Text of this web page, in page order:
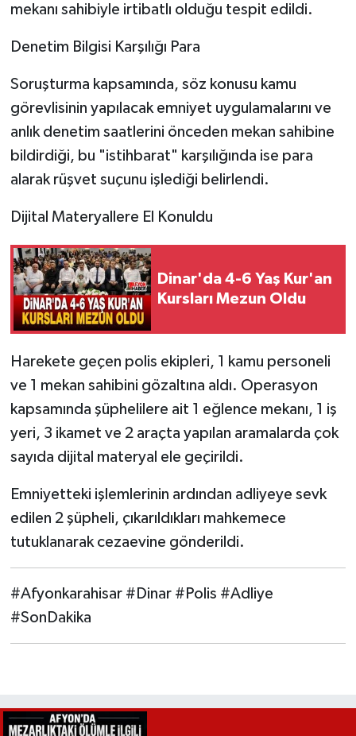
mekanı sahibiyle irtibatlı olduğu tespit edildi.
Denetim Bilgisi Karşılığı Para
Soruşturma kapsamında, söz konusu kamu
görevlisinin yapılacak emniyet uygulamalarını ve
anlık denetim saatlerini önceden mekan sahibine
bildirdiği, bu "istihbarat" karşılığında ise para
alarak rüşvet suçunu işlediği belirlendi.
Dijital Materyallere El Konuldu
Dinar'da 4-6 Yaş Kur'an
Kursları Mezun Oldu
Harekete geçen polis ekipleri, 1 kamu personeli
ve 1 mekan sahibini gözaltına aldı. Operasyon
kapsamında şüphelilere ait 1 eğlence mekanı, 1 iş
yeri, 3 ikamet ve 2 araçta yapılan aramalarda çok
sayıda dijital materyal ele geçirildi.
Emniyetteki işlemlerinin ardından adliyeye sevk
edilen 2 şüpheli, çıkarıldıkları mahkemece
tutuklanarak cezaevine gönderildi.
#Afyonkarahisar #Dinar #Polis #Adliye
#SonDakika